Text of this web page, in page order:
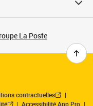
La Poste
contractuelles
Accessibilité App Pro